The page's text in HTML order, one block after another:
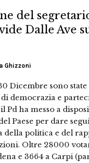
del
Dalle Ave
Ghizzoni
Dicembre sono
democrazia e
Pd ha messo a
Paese per dare
politica e del
Oltre 28000
e 3664 a Carpi